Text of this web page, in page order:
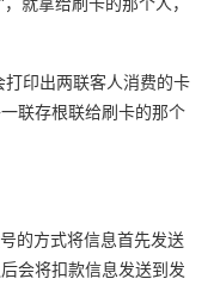
打印出两联客人消费的卡
联存根联给刷卡的那个
的方式将信息首先发送
会将扣款信息发送到发